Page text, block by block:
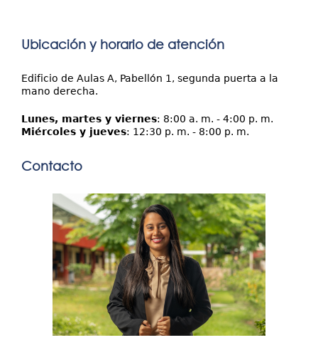
Ubicación y horario de atención
Edificio de Aulas A, Pabellón 1, segunda puerta a la
mano derecha.
Lunes, martes y viernes: 8:00 a. m. - 4:00 p. m.
Miércoles y jueves: 12:30 p. m. - 8:00 p. m.
Contacto